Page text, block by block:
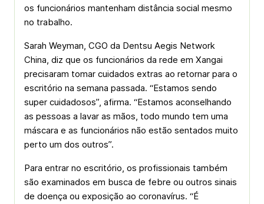
os funcionários mantenham distância social mesmo
no trabalho.
Sarah Weyman, CGO da Dentsu Aegis Network
China, diz que os funcionários da rede em Xangai
precisaram tomar cuidados extras ao retornar para o
escritório na semana passada. “Estamos sendo
super cuidadosos”, afirma. “Estamos aconselhando
as pessoas a lavar as mãos, todo mundo tem uma
máscara e as funcionários não estão sentados muito
perto um dos outros”.
Para entrar no escritório, os profissionais também
são examinados em busca de febre ou outros sinais
de doença ou exposição ao coronavírus. “É